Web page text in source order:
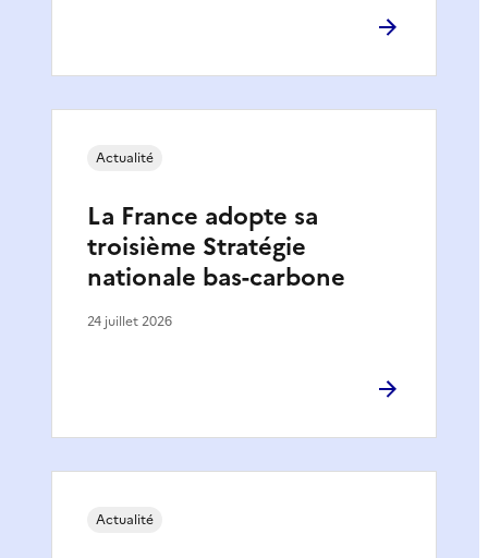
La France adopte sa
troisième Stratégie
nationale bas-carbone
Actualité
24 juillet 2026
Actualité